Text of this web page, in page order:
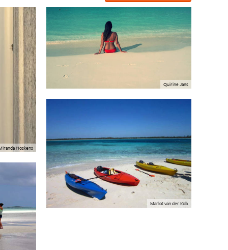
Hoskens
Quirine Jans
Marlot van der Kolk